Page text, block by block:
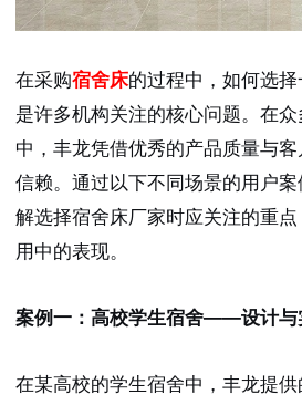
在采购宿舍床的过程中，如何选
是许多机构关注的核心问题。在众
中，丰龙凭借优秀的产品质量与
信赖。通过以下不同场景的用户
解选择宿舍床厂家时应关注的重
用中的表现。
案例一：高校学生宿舍——设计与
在某高校的学生宿舍中，丰龙提供